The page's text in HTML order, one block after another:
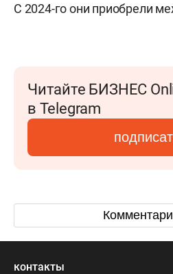
С 2024-го они приобрели
Читайте БИЗНЕС
в Telegram
контакты